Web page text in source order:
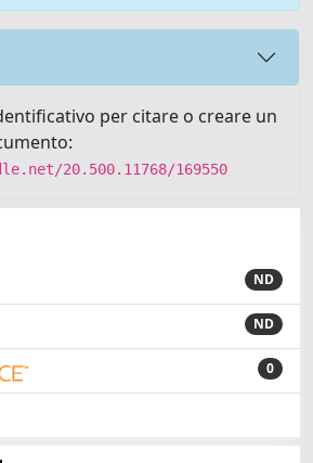
per citare o creare un
20.500.11768/169550
ND
ND
0